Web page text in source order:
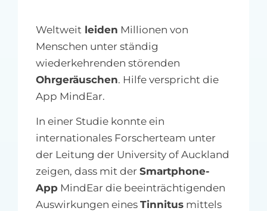
Weltweit leiden Millionen von
Menschen unter ständig
wiederkehrenden störenden
Ohrgeräuschen. Hilfe verspricht die
App MindEar.
In einer Studie konnte ein
internationales Forscherteam unter
der Leitung der University of Auckland
zeigen, dass mit der Smartphone-
AppMindEar die beeinträchtigenden
Auswirkungen eines Tinnitusmittels